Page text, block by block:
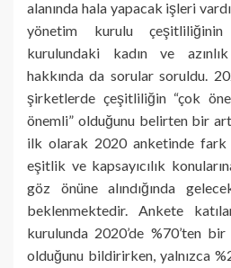
alanında hala yapacak işleri
yönetim kurulu
kurulundaki kadın ve
hakkında da sorular soruldu.
şirketlerde çeşitliliğin “çok
önemli” olduğunu belirten bir
ilk olarak 2020 anketinde fark
eşitlik ve kapsayıcılık
göz önüne alındığında
beklenmektedir. Ankete
kurulunda 2020’de %70’ten
olduğunu bildirirken, yalnızca